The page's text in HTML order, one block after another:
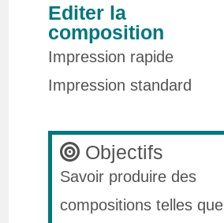
Editer la
composition
Impression rapide
Impression standard
Objectifs
Savoir produire des
compositions telles que